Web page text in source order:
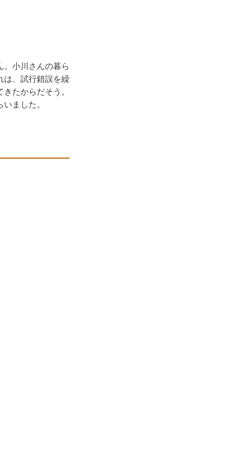
。小川さんの暮ら
は、試行錯誤を繰
たからだそう。
ました。